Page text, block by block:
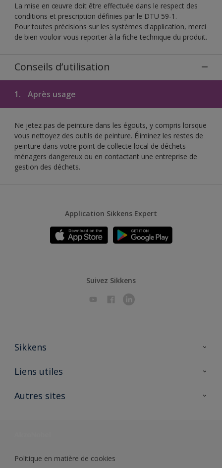
La mise en œuvre doit être effectuée dans le respect des
conditions et prescription définies par le DTU 59-1.
Pour toutes précisions sur les systèmes d'application, merci
de bien vouloir vous reporter à la fiche technique du produit.
Conseils d’utilisation
1. Après usage
Ne jetez pas de peinture dans les égouts, y compris lorsque
vous nettoyez des outils de peinture. Éliminez les restes de
peinture dans votre point de collecte local de déchets
ménagers dangereux ou en contactant une entreprise de
gestion des déchets.
Application Sikkens Expert
Suivez Sikkens
Sikkens
A propos de Sikkens
Liens utiles
Ouvrir un magasin PASS
Autres sites
Politique en matière de cookies